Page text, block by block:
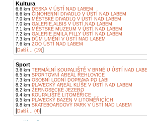
Kultura
6,6 km DESKA V ÚSTÍ NAD LABEM
6,6 km ČINOHERNÍ DIVADLO V ÚSTÍ NAD LABEM
7,0 km MĚSTSKÉ DIVADLO V ÚSTÍ NAD LABEM
7,0 km GALERIE ALBIS V ÚSTÍ NAD LABEM
7,1 km MĚSTSKÉ MUZEUM V ÚSTÍ NAD LABEM
7,2 km GALERIE EMILA FILLY ÚSTÍ NAD LABEM
7,3 km DŮM UMĚNÍ V ÚSTÍ NAD LABEM
7,6 km ZOO ÚSTÍ NAD LABEM
[Další... (19)]
Sport
3,6 km TERMÁLNÍ KOUPALIŠTĚ V BRNÉ U ÚSTÍ NAD
6,5 km SPORTOVNÍ AREÁL ŘEHLOVICE
7,3 km OSOBNÍ LODNÍ DOPRAVA PO LABI
8,2 km PLAVECKÝ AREÁL KLÍŠE V ÚSTÍ NAD LABEM
8,2 km ŽERNOSECKÉ JEZERO
9,4 km KOUPALIŠTĚ LITOMĚŘICE
9,5 km PLAVECKÝ BAZÉN V LITOMĚŘICÍCH
9,8 km SKATEBOARDOVÝ PARK V ÚSTÍ NAD LABEM
[Další... (4)]